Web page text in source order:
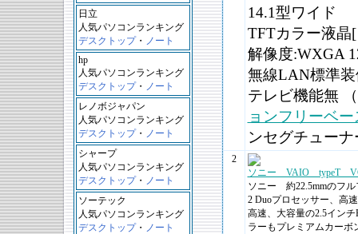
日立
人気パソコンランキング
デスクトップ・ ノート
hp
人気パソコンランキング
デスクトップ・ ノート
レノボジャパン
人気パソコンランキング
デスクトップ・ ノート
シャープ
人気パソコンランキング
デスクトップ・ ノート
ソーテック
人気パソコンランキング
デスクトップ・ ノート
14.1型ワイド
TFTカラー液晶
解像度:WXGA
無線LAN標準装
テレビ機能無
ョンフリーベ
ンセグチュー
2
ソニー VAIO typeT
ソニー 約22.5mmのフル
2 Duoプロセッサー、高
高速、大容量の2.5イン
ラーもプレミアムカーボ